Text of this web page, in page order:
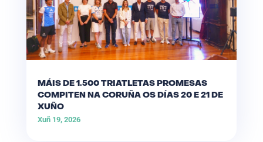
MÁIS DE 1.500 TRIATLETAS PROMESAS
COMPITEN NA CORUÑA OS DÍAS 20 E 21 DE
XUÑO
Xuñ 19, 2026